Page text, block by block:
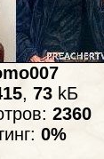
, 73 kБ
2360
0%